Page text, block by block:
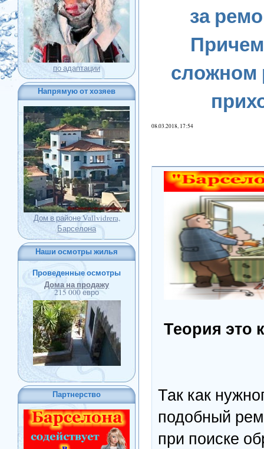
по адаптации
Напрямую от хозяев
Дом в районе Vallvidrera,
Барселона
Наши осмотры жилья
Проведенные осмотры
Дома на продажу
215 000 евро
Партнерство
за
сложном
08.03.2018, 17:54
Теория это
Так как
подобный
при поиске